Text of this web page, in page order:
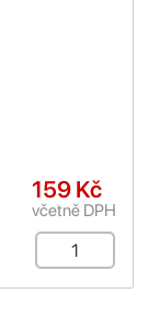
159 Kč
včetně DPH